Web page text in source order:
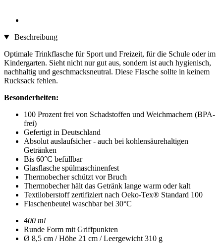
Beschreibung
Optimale Trinkflasche für Sport und Freizeit, für die Schule oder im
Kindergarten. Sieht nicht nur gut aus, sondern ist auch hygienisch,
nachhaltig und geschmacksneutral. Diese Flasche sollte in keinem
Rucksack fehlen.
Besonderheiten:
100 Prozent frei von Schadstoffen und Weichmachern (BPA-
frei)
Gefertigt in Deutschland
Absolut auslaufsicher - auch bei kohlensäurehaltigen
Getränken
Bis 60°C befüllbar
Glasflasche spülmaschinenfest
Thermobecher schützt vor Bruch
Thermobecher hält das Getränk lange warm oder kalt
Textiloberstoff zertifiziert nach Oeko-Tex® Standard 100
Flaschenbeutel waschbar bei 30°C
400 ml
Runde Form mit Griffpunkten
Ø 8,5 cm / Höhe 21 cm / Leergewicht 310 g